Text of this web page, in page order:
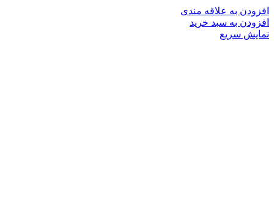
افزودن به علاقه مندی
افزودن به سبد خرید
نمایش سریع